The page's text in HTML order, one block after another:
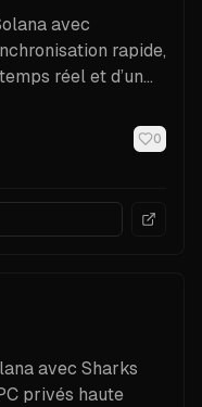
avec
rapide,
réel et d’un
0
avec Sharks
privés haute